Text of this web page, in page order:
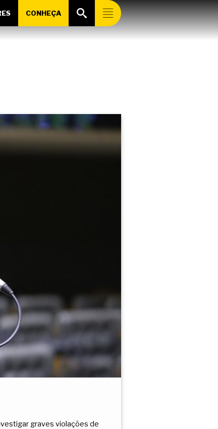
CONHEÇA
graves violações de